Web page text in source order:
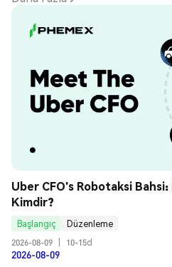
Uber CFO's Robotaksi
Kimdir?
Başlangıç
Düzenleme
2026-08-09
10-15d
2026-08-09